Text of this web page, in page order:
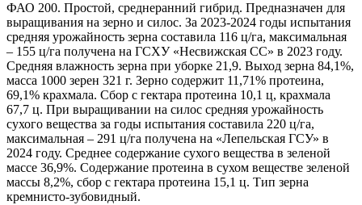
ФАО 200. Простой, среднеранний гибрид. Предназначен для
выращивания на зерно и силос. За 2023-2024 годы испытания
средняя урожайность зерна составила 116 ц/га, максимальная
– 155 ц/га получена на ГСХУ «Несвижская СС» в 2023 году.
Средняя влажность зерна при уборке 21,9. Выход зерна 84,1%,
масса 1000 зерен 321 г. Зерно содержит 11,71% протеина,
69,1% крахмала. Сбор с гектара протеина 10,1 ц, крахмала
67,7 ц. При выращивании на силос средняя урожайность
сухого вещества за годы испытания составила 220 ц/га,
максимальная – 291 ц/га получена на «Лепельская ГСУ» в
2024 году. Среднее содержание сухого вещества в зеленой
массе 36,9%. Содержание протеина в сухом веществе зеленой
массы 8,2%, сбор с гектара протеина 15,1 ц. Тип зерна
кремнисто-зубовидный.